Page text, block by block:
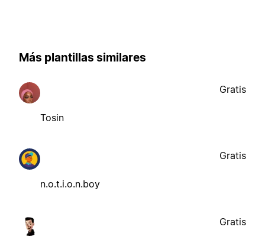
Más plantillas similares
Tosin
Gratis
n.o.t.i.o.n.boy
Gratis
Gratis